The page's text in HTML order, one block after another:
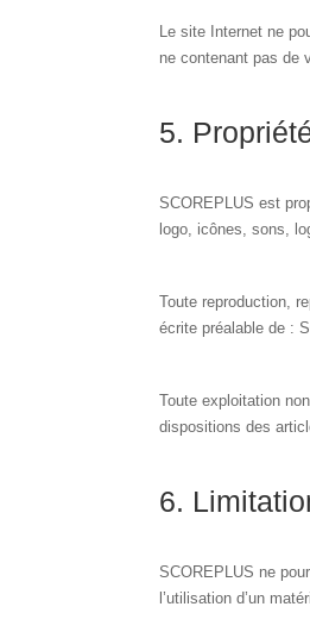
Le site Internet ne
ne contenant pas de
5.
SCOREPLUS est
logo, icônes, sons,
Toute reproduction,
écrite préalable de :
Toute exploitation
dispositions des
6.
SCOREPLUS ne
l’utilisation d’un